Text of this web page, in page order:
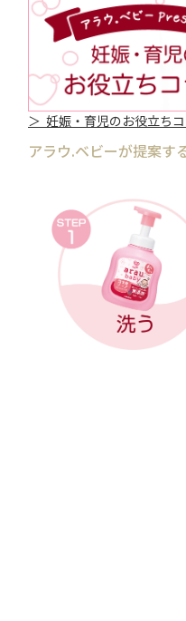
＞ 妊娠・育児のお役立ち
アラウ.ベビーが提案